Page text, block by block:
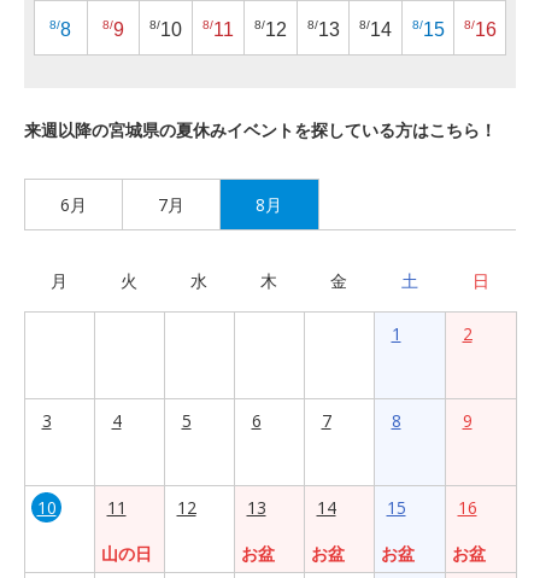
8/8 8/9 8/10 8/11 8/12 8/13 8/14 8/15 8/16
来週以降の宮城県の夏休みイベントを探している方はこちら！
6月 7月 8月
月 火 水 木 金 土 日
1 2
3 4 5 6 7 8 9
10
11
山の日
12
13
お盆
14
お盆
15
お盆
16
お盆